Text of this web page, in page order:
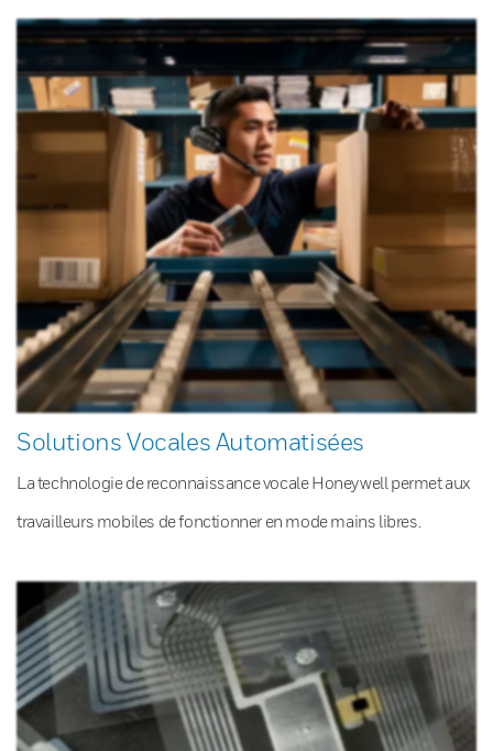
Solutions Vocales Automatisées
La technologie de reconnaissance vocale Honeywell permet aux
travailleurs mobiles de fonctionner en mode mains libres.